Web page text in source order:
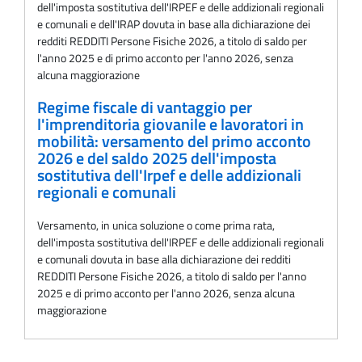
dell'imposta sostitutiva dell'IRPEF e delle addizionali regionali
e comunali e dell'IRAP dovuta in base alla dichiarazione dei
redditi REDDITI Persone Fisiche 2026, a titolo di saldo per
l'anno 2025 e di primo acconto per l'anno 2026, senza
alcuna maggiorazione
Regime fiscale di vantaggio per
l'imprenditoria giovanile e lavoratori in
mobilità: versamento del primo acconto
2026 e del saldo 2025 dell'imposta
sostitutiva dell'Irpef e delle addizionali
regionali e comunali
Versamento, in unica soluzione o come prima rata,
dell'imposta sostitutiva dell'IRPEF e delle addizionali regionali
e comunali dovuta in base alla dichiarazione dei redditi
REDDITI Persone Fisiche 2026, a titolo di saldo per l'anno
2025 e di primo acconto per l'anno 2026, senza alcuna
maggiorazione